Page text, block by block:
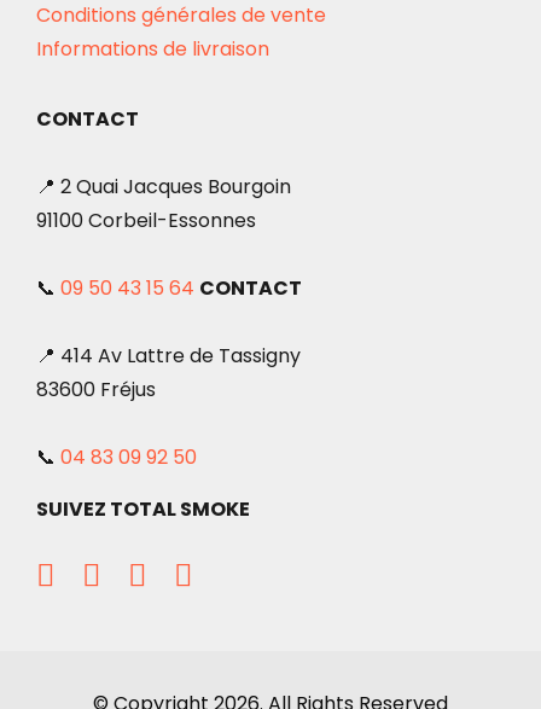
Conditions générales de vente
Informations de livraison
CONTACT
📍 2 Quai Jacques Bourgoin
91100 Corbeil-Essonnes
📞 09 50 43 15 64 CONTACT
📍 414 Av Lattre de Tassigny
83600 Fréjus
📞 04 83 09 92 50
SUIVEZ TOTAL SMOKE